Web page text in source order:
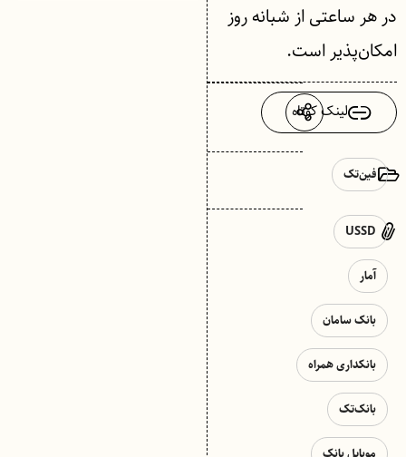
در هر ساعتی از شبانه روز
امکان‌پذیر است.
لینک کوتاه
فین‌تک
USSD
آمار
بانک سامان
بانکداری همراه
بانک‌تک
موبایل بانک